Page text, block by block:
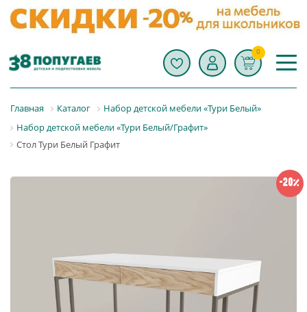
0
Главная Каталог
Набор детской мебели «Тури Белый»
Набор детской мебели «Тури Белый/Графит»
Стол Тури Белый Графит
-20%